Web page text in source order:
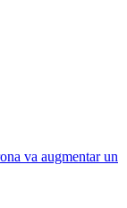
va augmentar un